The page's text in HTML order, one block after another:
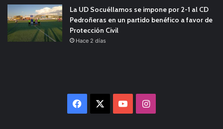
La UD Socuéllamos se impone por 2-1 al CD
Pedroñeras en un partido benéfico a favor de
Protección Civil
Hace 2 días
Facebook YouTubeInstagram